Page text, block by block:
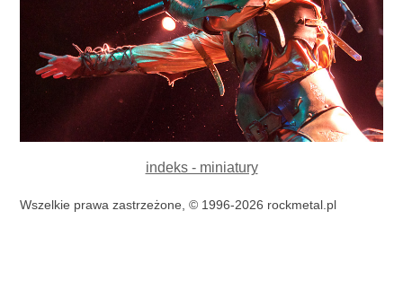
indeks - miniatury
Wszelkie prawa zastrzeżone, © 1996-2026 rockmetal.pl